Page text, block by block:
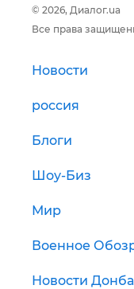
© 2026, Диалог.ua
Все права
Новости
россия
Блоги
Шоу-Биз
Мир
Военное
Новости